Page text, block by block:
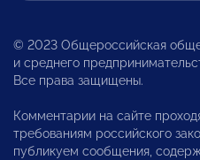
© 2023 Общероссийская
и среднего
Все права защищены.
Комментарии на сайте
требованиям российского
публикуем сообщения,